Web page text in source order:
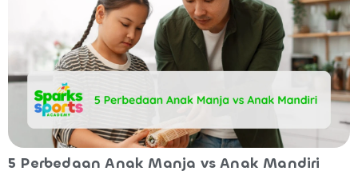
5 Perbedaan Anak Manja vs Anak Mandiri